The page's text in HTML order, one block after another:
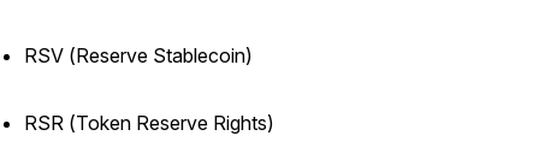
RSV (Reserve Stablecoin)
RSR (Token Reserve Rights)